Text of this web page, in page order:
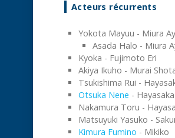
Acteurs récurrents
Yokota Mayuu - Miura
Asada Halo - Miura
Kyoka - Fujimoto Eri
Akiya Ikuho - Murai
Tsukishima Rui -
Otsuka Nene -
Nakamura Toru -
Matsuyuki Yasuko -
Kimura Fumino - Mikiko